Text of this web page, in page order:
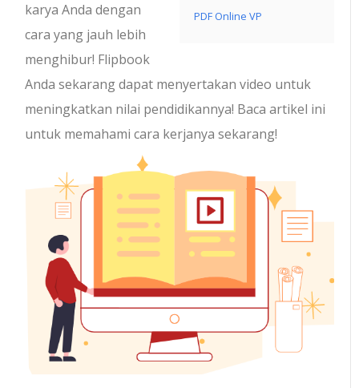
PDF Online VP
karya Anda dengan
cara yang jauh lebih
menghibur! Flipbook
Anda sekarang dapat menyertakan video untuk
meningkatkan nilai pendidikannya! Baca artikel ini
untuk memahami cara kerjanya sekarang!